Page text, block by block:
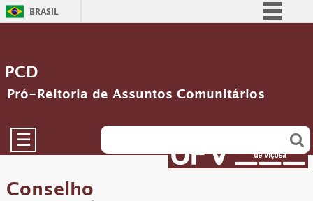
BRASIL
Acesso à informação
Legislação
PCD
Pró-Reitoria de Assuntos Comunitários
☰
Conselho